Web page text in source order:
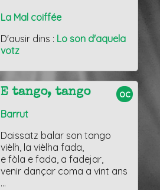
La Mal coiffée
D'ausir dins : Lo son d'aquela
votz
oc
E tango, tango
Barrut
Daissatz balar son tango
vièlh, la vièlha fada,
e fòla e fada, a fadejar,
venir dançar coma a vint ans
…